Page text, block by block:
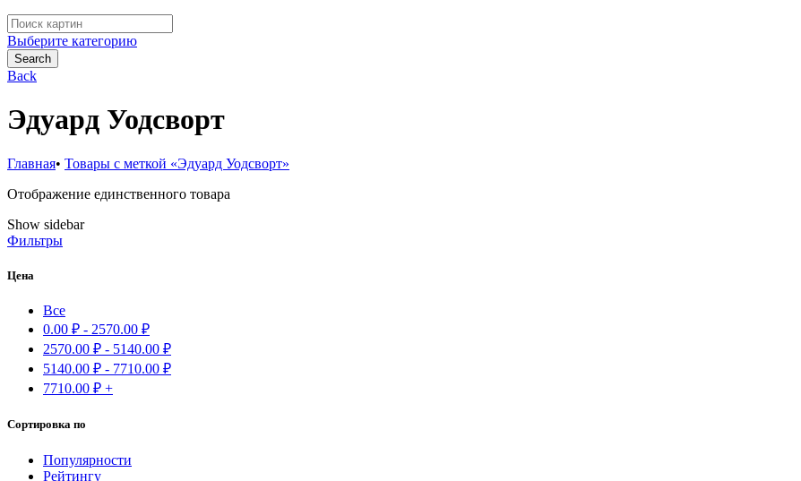
Search
for:
Выберите категорию
Search
Back
Эдуард Уодсворт
Главная• Товары с меткой «Эдуард Уодсворт»
Отображение единственного товара
Show sidebar
Фильтры
Цена
Все
0.00 ₽ - 2570.00 ₽
2570.00 ₽ - 5140.00 ₽
5140.00 ₽ - 7710.00 ₽
7710.00 ₽ +
Сортировка по
Популярности
Рейтингу